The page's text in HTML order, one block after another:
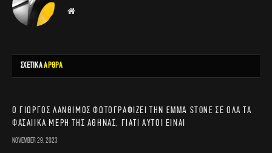
Website
ΣΧΕΤΙΚΑΑΡΘΡΑ
Ο Γιώργος Λάνθιμος φωτογραφίζει την Emma Stone σε όλα τα
φασαίικα μέρη της Αθήνας, γιατί αυτοί είναι
November 29, 2023